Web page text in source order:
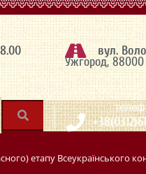
вул.
Ужгород, 88000
|
етапу Всеукраїнського